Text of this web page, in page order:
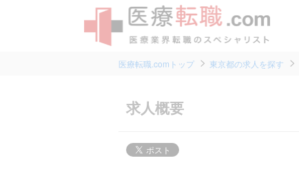
医療転職.comトップ 東京都の求人を探す
求人概要